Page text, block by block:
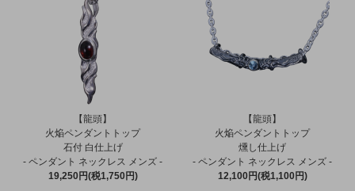
【龍頭】
火焔ペンダントトップ
石付 白仕上げ
- ペンダント ネックレス メンズ -
19,250円(税1,750円)
【龍頭】
火焔ペンダントトップ
燻し仕上げ
- ペンダント ネックレス メンズ -
12,100円(税1,100円)